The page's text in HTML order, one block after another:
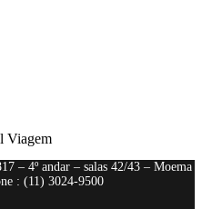
Viagem
– 4º andar – salas 42/43 – Moema
: (11) 3024-9500